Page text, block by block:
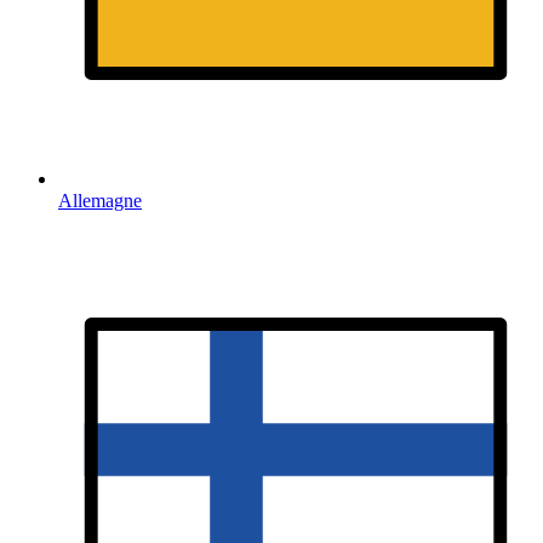
Allemagne